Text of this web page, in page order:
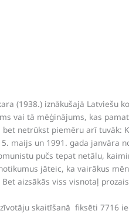
(1938.) iznākušajā Latviešu
vai tā mēģinājums, kas
netrūkst piemēru arī tuvāk:
maijs un 1991. gada janvāra
pučs tepat netālu,
jāteic, ka vairākus
aizsākās viss visnotaļ
skaitīšanā fiksēti 7716